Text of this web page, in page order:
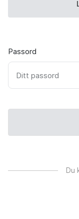
Passord
Ditt passord
Du